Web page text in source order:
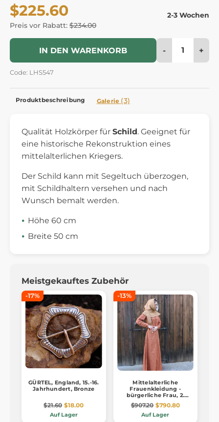
$225.60
Preis vor Rabatt: $234.00
2-3 Wochen
IN DEN WARENKORB - +
Code: LHS547
Produktbeschreibung Galerie (3)
Qualität Holzkörper für Schild. Geeignet für
eine historische Rekonstruktion eines
mittelalterlichen Kriegers.
Der Schild kann mit Segeltuch überzogen,
mit Schildhaltern versehen und nach
Wunsch bemalt werden.
Höhe 60 cm
Breite 50 cm
Meistgekauftes Zubehör
-17%
GÜRTEL, England, 15.-16.
Jahrhundert, Bronze
$21.60 $18.00
Auf Lager
-13%
Mittelalterliche
Frauenkleidung -
bürgerliche Frau, 2.
Hälfte des 14.
$907.20 $790.80
Auf Lager